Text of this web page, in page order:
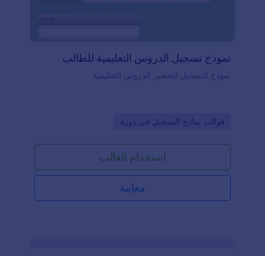
نموذج تسجيل الدروس التعليمية للطالب
نموذج التسجيل لتحضير الدروس التعليمية
Go to Category:
قوالب نماذج التسجيل في دورة
استخدام القالب
معاينة